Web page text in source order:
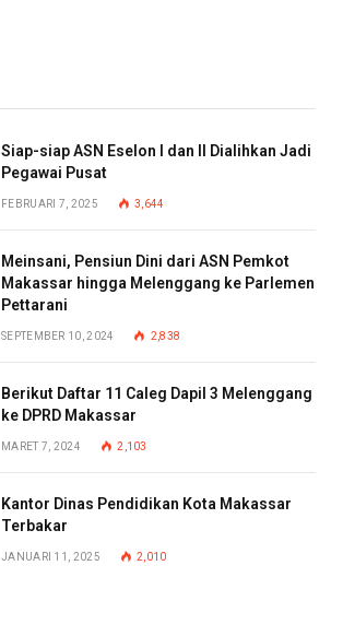
Siap-siap ASN Eselon I dan II Dialihkan Jadi
Pegawai Pusat
FEBRUARI 7, 2025 3,644
Meinsani, Pensiun Dini dari ASN Pemkot
Makassar hingga Melenggang ke Parlemen
Pettarani
SEPTEMBER 10, 2024 2,838
Berikut Daftar 11 Caleg Dapil 3 Melenggang
ke DPRD Makassar
MARET 7, 2024 2,103
Kantor Dinas Pendidikan Kota Makassar
Terbakar
JANUARI 11, 2025 2,010